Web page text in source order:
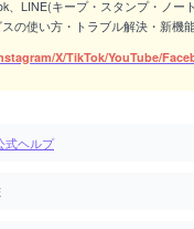
、LINE(キープ・スタンプ・ノー
の使い方・トラブル解決・新機能
X/TikTok/YouTube/
式ヘルプ